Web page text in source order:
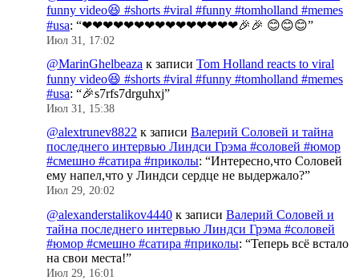
funny video😆 #shorts #viral #funny #tomholland #memes
#usa: “❤❤❤❤❤❤❤❤❤❤❤❤❤❤❤🎉🎉 😊😊😊”
Июл 31, 17:02
@MarinGhelbeaza к записи Tom Holland reacts to viral
funny video😆 #shorts #viral #funny #tomholland #memes
#usa: “🎉s7rfs7drguhxj”
Июл 31, 15:38
@alextrunev8822 к записи Валерий Соловей и тайна
последнего интервью Линдси Грэма #соловей #юмор
#смешно #сатира #приколы: “Интересно,что Соловей
ему напел,что у Линдси сердце не выдержало?”
Июл 29, 20:02
@alexanderstalikov4440 к записи Валерий Соловей и
тайна последнего интервью Линдси Грэма #соловей
#юмор #смешно #сатира #приколы: “Теперь всё встало
на свои места!”
Июл 29, 16:01